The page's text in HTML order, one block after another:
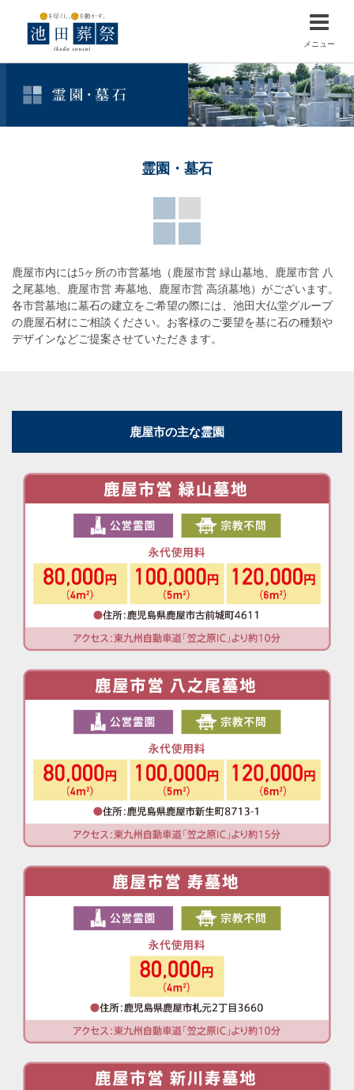
メニュー
霊園・墓石
鹿屋市内には5ヶ所の市営墓地（鹿屋市営 緑山墓地、鹿屋市営 八
之尾墓地、鹿屋市営 寿墓地、鹿屋市営 高須墓地）がございます。
各市営墓地に墓石の建立をご希望の際には、池田大仏堂グループ
の鹿屋石材にご相談ください。お客様のご要望を基に石の種類や
デザインなどご提案させていただきます。
鹿屋市の主な霊園